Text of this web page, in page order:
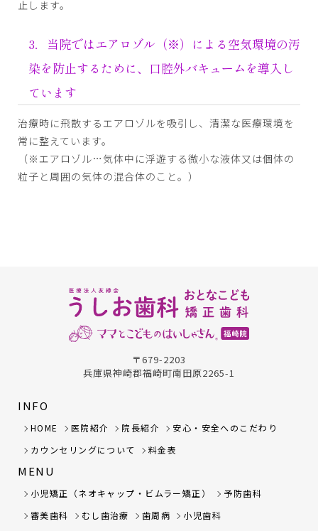
止します。
3．当院ではエアロゾル（※）による空気環境の汚
染を防止するために、口腔外バキュームを導入し
ています
治療時に飛散するエアロゾルを吸引し、清潔な医療環境を
常に整えています。
（※エアロゾル…気体中に浮遊する微小な液体又は個体の
粒子と周囲の気体の混合体のこと。）
〒679-2203
兵庫県神崎郡福崎町南田原2265-1
INFO
HOME 医院紹介 院長紹介
安心・安全へのこだわり
カウンセリングについて
料金表
MENU
小児矯正（ネオキャップ・ビムラー矯正）
予防歯科
審美歯科
むし歯治療 歯周病 小児歯科